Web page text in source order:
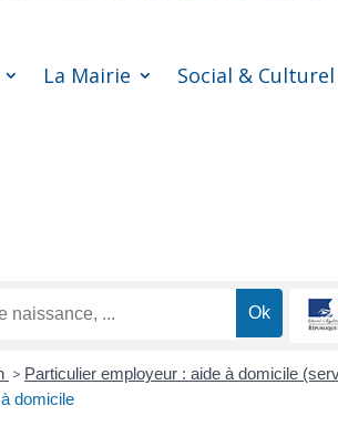
La Mairie Social & Culturel
> Particulier employeur : aide à domicile
domicile